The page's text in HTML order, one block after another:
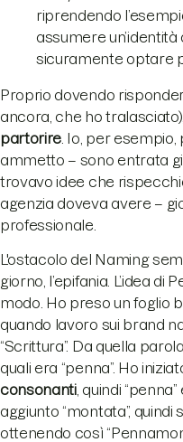
riprendendo
assumere
sicuramente optare
Proprio dovendo
ancora, che ho tralasciato),
partorire . Io, per
ammetto – sono entrata
trovavo idee che
agenzia doveva avere –
professionale.
L'ostacolo del Naming
giorno, l’epifania. L’idea
modo. Ho preso un foglio
quando lavoro sui brand
“Scrittura”. Da quella
quali era “penna”. Ho
consonanti, quindi
aggiunto “montata”, quindi
ottenendo così